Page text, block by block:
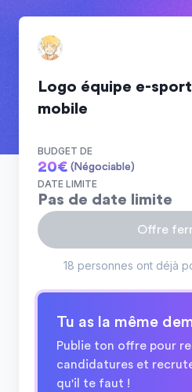
Logo équipe e-
mobile
BUDGET DE
20€ (Négociable)
DATE LIMITE
Pas de date limite
Offre
18 personnes ont déjà
Tu as la même
Publie ton offre pour
candidatures et
qu'il te faut !